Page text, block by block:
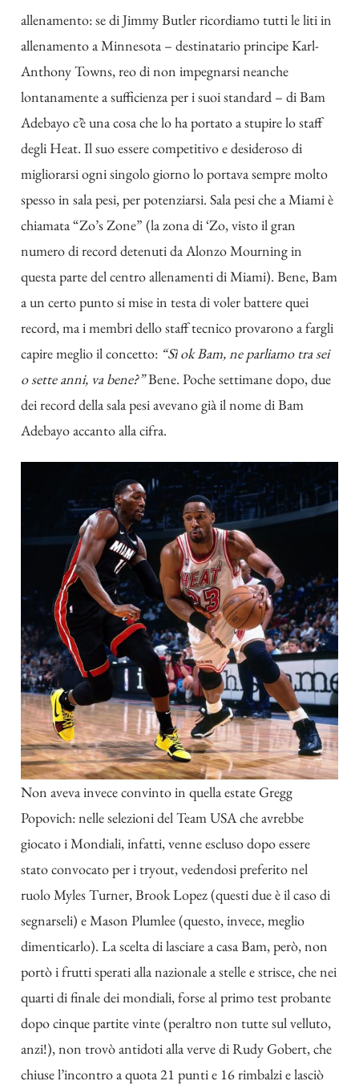
allenamento: se di Jimmy Butler ricordiamo tutti le liti in
allenamento a Minnesota – destinatario principe Karl-
Anthony Towns, reo di non impegnarsi neanche
lontanamente a sufficienza per i suoi standard – di Bam
Adebayo c’è una cosa che lo ha portato a stupire lo staff
degli Heat. Il suo essere competitivo e desideroso di
migliorarsi ogni singolo giorno lo portava sempre molto
spesso in sala pesi, per potenziarsi. Sala pesi che a Miami è
chiamata “Zo’s Zone” (la zona di ‘Zo, visto il gran
numero di record detenuti da Alonzo Mourning in
questa parte del centro allenamenti di Miami). Bene, Bam
a un certo punto si mise in testa di voler battere quei
record, ma i membri dello staff tecnico provarono a fargli
capire meglio il concetto: “Sì ok Bam, ne parliamo tra sei
o sette anni, va bene?”Bene. Poche settimane dopo, due
dei record della sala pesi avevano già il nome di Bam
Adebayo accanto alla cifra.
Non aveva invece convinto in quella estate Gregg
Popovich: nelle selezioni del Team USA che avrebbe
giocato i Mondiali, infatti, venne escluso dopo essere
stato convocato per i tryout, vedendosi preferito nel
ruolo Myles Turner, Brook Lopez (questi due è il caso di
segnarseli) e Mason Plumlee (questo, invece, meglio
dimenticarlo). La scelta di lasciare a casa Bam, però, non
portò i frutti sperati alla nazionale a stelle e strisce, che nei
quarti di finale dei mondiali, forse al primo test probante
dopo cinque partite vinte (peraltro non tutte sul velluto,
anzi!), non trovò antidoti alla verve di Rudy Gobert, che
chiuse l’incontro a quota 21 punti e 16 rimbalzi e lasciò